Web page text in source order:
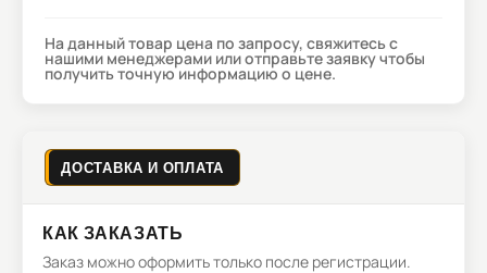
На данный товар цена по запросу, свяжитесь с
нашими менеджерами или отправьте заявку чтобы
получить точную информацию о цене.
ДОСТАВКА И ОПЛАТА
КАК ЗАКАЗАТЬ
Заказ можно оформить только после регистрации.